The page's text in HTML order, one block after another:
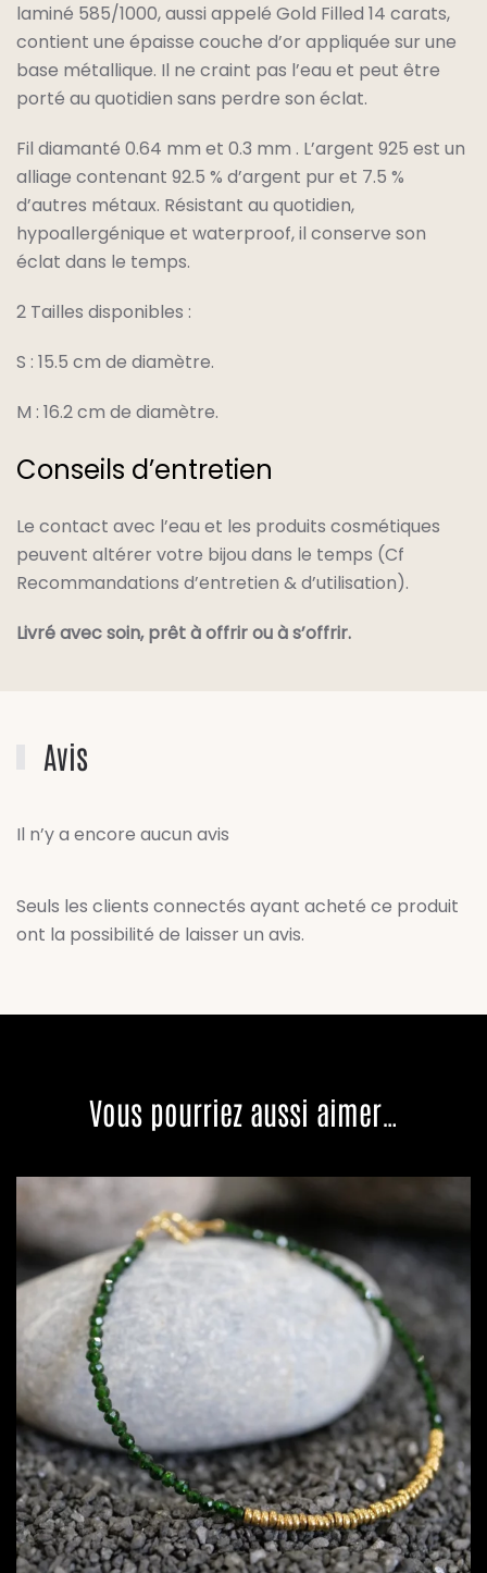
laminé 585/1000, aussi appelé Gold Filled 14 carats,
contient une épaisse couche d’or appliquée sur une
base métallique. Il ne craint pas l’eau et peut être
porté au quotidien sans perdre son éclat.
Fil diamanté 0.64 mm et 0.3 mm . L’argent 925 est un
alliage contenant 92.5 % d’argent pur et 7.5 %
d’autres métaux. Résistant au quotidien,
hypoallergénique et waterproof, il conserve son
éclat dans le temps.
2 Tailles disponibles :
S : 15.5 cm de diamètre.
M : 16.2 cm de diamètre.
Conseils d’entretien
Le contact avec l’eau et les produits cosmétiques
peuvent altérer votre bijou dans le temps (Cf
Recommandations d’entretien & d’utilisation).
Livré avec soin, prêt à offrir ou à s’offrir.
Avis
Il n’y a encore aucun avis
Seuls les clients connectés ayant acheté ce produit
ont la possibilité de laisser un avis.
Vous pourriez aussi aimer…